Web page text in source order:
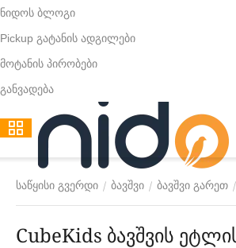
ნიდოს ბლოგი
Pickup გატანის ადგილები
მოტანის პირობები
განვადება
საწყისი გვერდი / ბავშვი / ბავშვი გარეთ /
CubeKids ბავშვის